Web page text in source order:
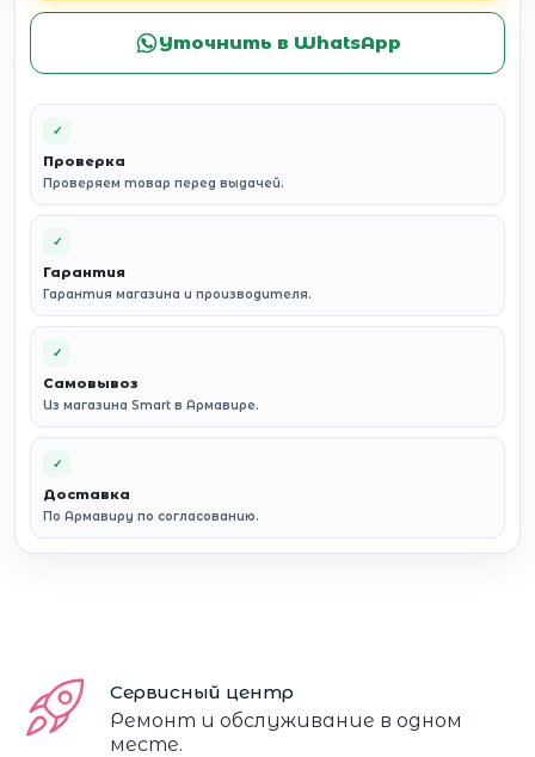
Уточнить в WhatsApp
✓
Проверка
Проверяем товар перед выдачей.
✓
Гарантия
Гарантия магазина и производителя.
✓
Самовывоз
Из магазина Smart в Армавире.
✓
Доставка
По Армавиру по согласованию.
Сервисный центр
Ремонт и обслуживание в одном
месте.